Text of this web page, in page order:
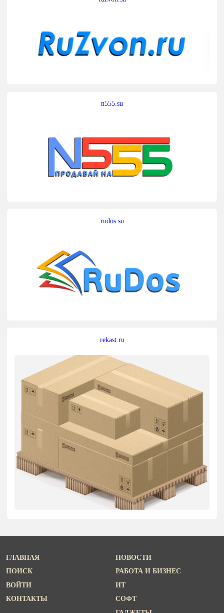
n555.su
rudos.su
rekast.ru
ГЛАВНАЯ
ПОИСК
ВОЙТИ
КОНТАКТЫ
НОВОСТИ
РАБОТА И БИЗНЕС
ИТ
СОФТ